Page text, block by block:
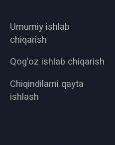
Umumiy ishlab
chiqarish
Qog'oz ishlab chiqarish
Chiqindilarni qayta
ishlash